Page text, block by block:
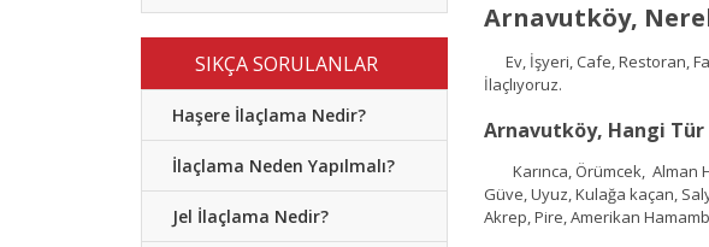
SIKÇA SORULANLAR
Haşere İlaçlama Nedir?
İlaçlama Neden Yapılmalı?
Jel İlaçlama Nedir?
Arnavutköy,
Ev, İşyeri, Cafe, Restoran,
İlaçlıyoruz.
Arnavutköy, Hangi Tür
Karınca, Örümcek, Alman
Güve, Uyuz, Kulağa kaçan,
Akrep, Pire, Amerikan